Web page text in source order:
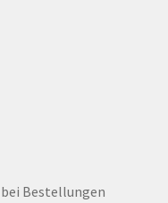
Bestellungen